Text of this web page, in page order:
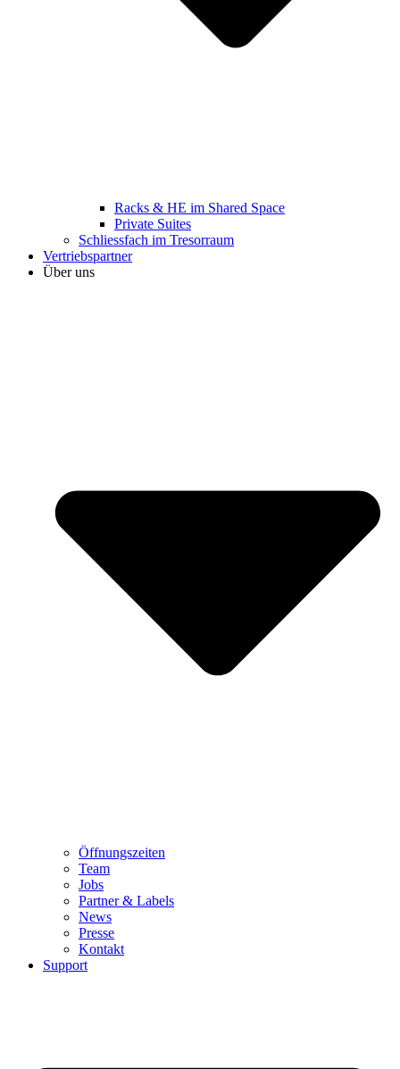
Racks & HE im Shared Space
Private Suites
Schliessfach im Tresorraum
Vertriebspartner
Über uns
Öffnungszeiten
Team
Jobs
Partner & Labels
News
Presse
Kontakt
Support